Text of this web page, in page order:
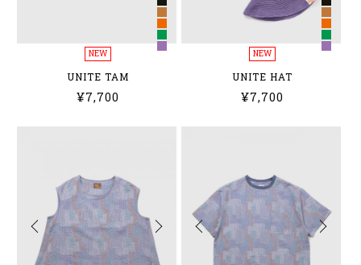
NEW
UNITE TAM
¥7,700
NEW
UNITE HAT
¥7,700